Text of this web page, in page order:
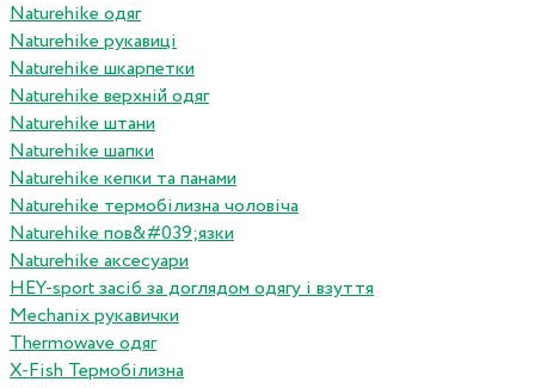
Naturehike одяг
Naturehike рукавиці
Naturehike шкарпетки
Naturehike верхній одяг
Naturehike штани
Naturehike шапки
Naturehike кепки та панами
Naturehike термобілизна чоловіча
Naturehike пов&#039;язки
Naturehike аксесуари
HEY-sport засіб за доглядом одягу і взуття
Mechanix рукавички
Thermowave одяг
X-Fish Термобілизна